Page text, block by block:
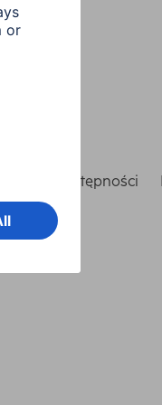
dostępności